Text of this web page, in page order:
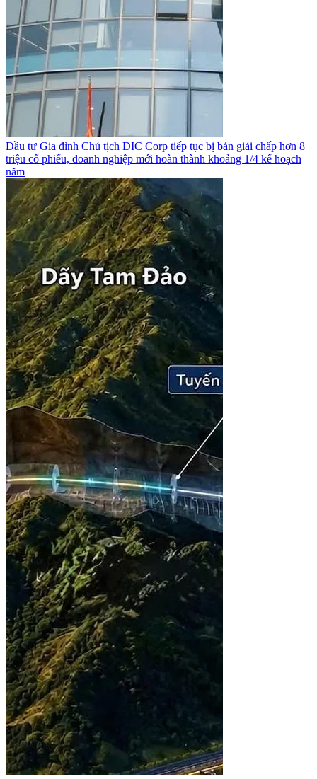
Đầu tư Gia đình Chủ tịch DIC Corp tiếp tục bị bán giải chấp hơn 8
triệu cổ phiếu, doanh nghiệp mới hoàn thành khoảng 1/4 kế hoạch
năm